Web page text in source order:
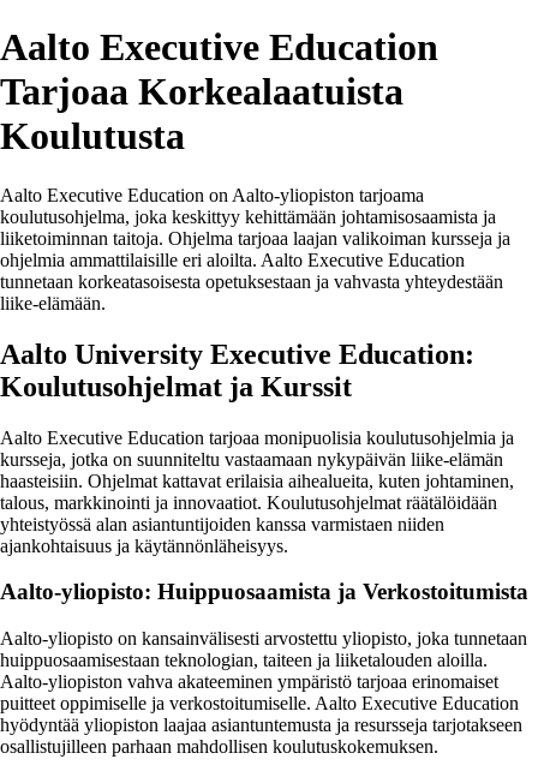
Aalto Executive Education
Tarjoaa Korkealaatuista
Koulutusta
Aalto Executive Education on Aalto-yliopiston tarjoama
koulutusohjelma, joka keskittyy kehittämään johtamisosaamista ja
liiketoiminnan taitoja. Ohjelma tarjoaa laajan valikoiman kursseja ja
ohjelmia ammattilaisille eri aloilta. Aalto Executive Education
tunnetaan korkeatasoisesta opetuksestaan ja vahvasta yhteydestään
liike-elämään.
Aalto University Executive Education:
Koulutusohjelmat ja Kurssit
Aalto Executive Education tarjoaa monipuolisia koulutusohjelmia ja
kursseja, jotka on suunniteltu vastaamaan nykypäivän liike-elämän
haasteisiin. Ohjelmat kattavat erilaisia aihealueita, kuten johtaminen,
talous, markkinointi ja innovaatiot. Koulutusohjelmat räätälöidään
yhteistyössä alan asiantuntijoiden kanssa varmistaen niiden
ajankohtaisuus ja käytännönläheisyys.
Aalto-yliopisto: Huippuosaamista ja Verkostoitumista
Aalto-yliopisto on kansainvälisesti arvostettu yliopisto, joka tunnetaan
huippuosaamisestaan teknologian, taiteen ja liiketalouden aloilla.
Aalto-yliopiston vahva akateeminen ympäristö tarjoaa erinomaiset
puitteet oppimiselle ja verkostoitumiselle. Aalto Executive Education
hyödyntää yliopiston laajaa asiantuntemusta ja resursseja tarjotakseen
osallistujilleen parhaan mahdollisen koulutuskokemuksen.